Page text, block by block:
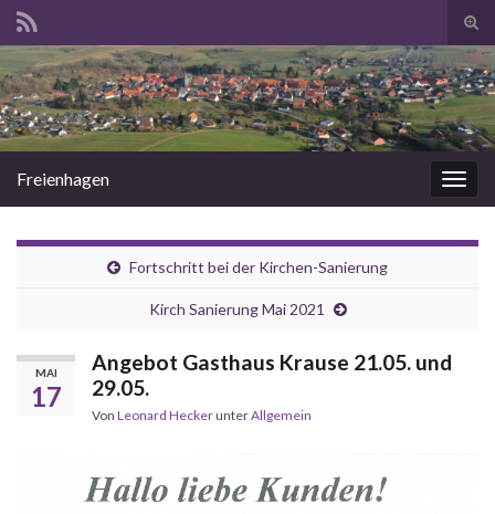
Search for:
Freienhagen
Fortschritt bei der Kirchen-Sanierung
Kirch Sanierung Mai 2021
MAI
17
Angebot Gasthaus Krause 21.05. und
29.05.
Von Leonard HeckerunterAllgemein